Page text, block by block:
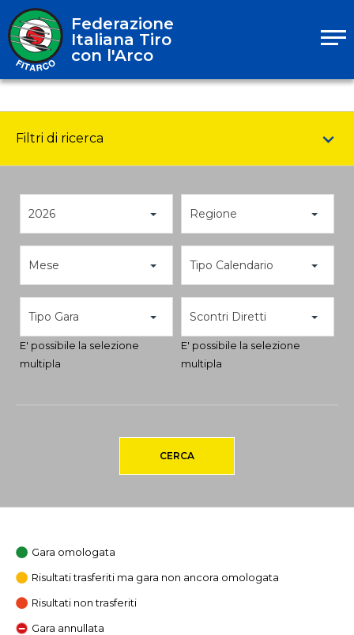
Federazione
Italiana Tiro
con l'Arco
Filtri di ricerca
2026 Regione
Mese Tipo Calendario
Tipo Gara
E' possibile la selezione
multipla
Scontri Diretti
E' possibile la selezione
multipla
CERCA
Gara omologata
Risultati trasferiti ma gara non ancora omologata
Risultati non trasferiti
Gara annullata